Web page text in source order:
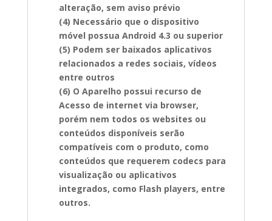
alteração, sem aviso prévio
(4) Necessário que o dispositivo
móvel possua Android 4.3 ou superior
(5) Podem ser baixados aplicativos
relacionados a redes sociais, vídeos
entre outros
(6) O Aparelho possui recurso de
Acesso de internet via browser,
porém nem todos os websites ou
conteúdos disponíveis serão
compatíveis com o produto, como
conteúdos que requerem codecs para
visualização ou aplicativos
integrados, como Flash players, entre
outros.